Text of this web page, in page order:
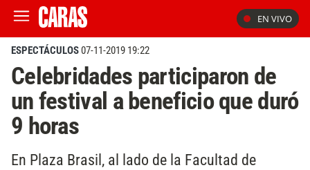
EN VIVO
ESPECTÁCULOS07-11-2019 19:22
Celebridades participaron de
un festival a beneficio que duró
9 horas
En Plaza Brasil, al lado de la Facultad de